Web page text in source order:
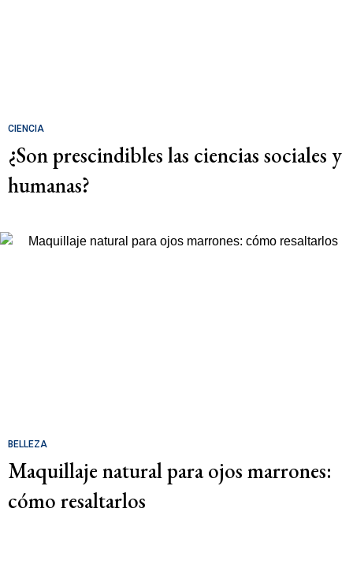
CIENCIA
¿Son prescindibles las ciencias sociales y
humanas?
BELLEZA
Maquillaje natural para ojos marrones:
cómo resaltarlos